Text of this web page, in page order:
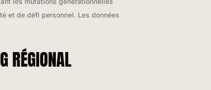
et de défi personnel. Les données
RÉGIONAL